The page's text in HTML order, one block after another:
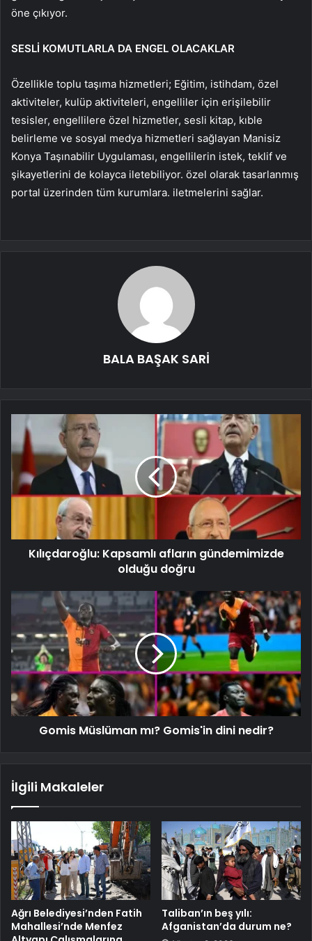
öne çıkıyor.
SESLİ KOMUTLARLA DA ENGEL OLACAKLAR
Özellikle toplu taşıma hizmetleri; Eğitim, istihdam, özel
aktiviteler, kulüp aktiviteleri, engelliler için erişilebilir
tesisler, engellilere özel hizmetler, sesli kitap, kıble
belirleme ve sosyal medya hizmetleri sağlayan Manisiz
Konya Taşınabilir Uygulaması, engellilerin istek, teklif ve
şikayetlerini de kolayca iletebiliyor. özel olarak tasarlanmış
portal üzerinden tüm kurumlara. iletmelerini sağlar.
BALA BAŞAK SARİ
Kılıçdaroğlu: Kapsamlı afların gündemimizde
olduğu doğru
Gomis Müslüman mı? Gomis'in dini nedir?
İlgili Makaleler
Ağrı Belediyesi’nden Fatih
Mahallesi’nde Menfez
Taliban’ın beş yılı:
Afganistan’da durum ne?